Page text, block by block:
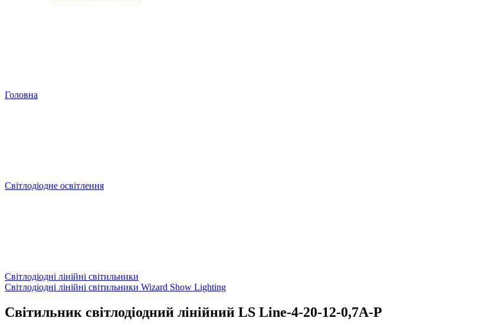
Головна
Світлодіодне освітлення
Світлодіодні лінійні світильники
Світлодіодні лінійні світильники Wizard Show Lighting
Світильник світлодіодний лінійний LS Line-4-20-12-0,7A-P